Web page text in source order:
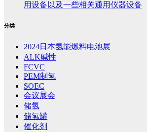
用设备以及一些相关通用仪器设备
分类
2024日本氢能燃料电池展
ALK碱性
FCVC
PEM制氢
SOEC
会议展会
储氢
储氢罐
催化剂